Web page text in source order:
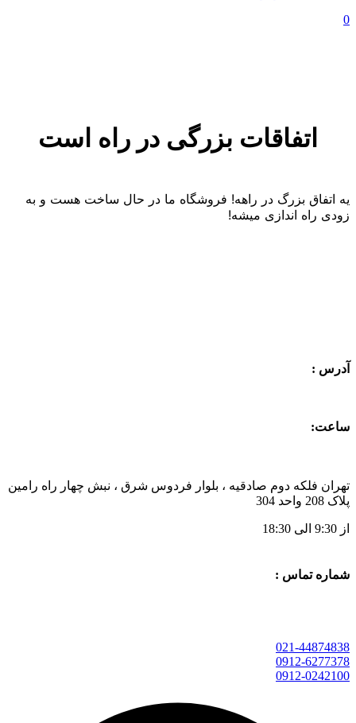
0
اتفاقات بزرگی در راه است
یه اتفاق بزرگ در راهه! فروشگاه ما در حال ساخت هست و به
زودی راه اندازی میشه!
آدرس :
ساعت:
تهران فلکه دوم صادقیه ، بلوار فردوس شرق ، نبش چهار راه رامین
پلاک 208 واحد 304
از 9:30 الی 18:30
شماره تماس :
021-44874838
0912-6277378
0912-0242100